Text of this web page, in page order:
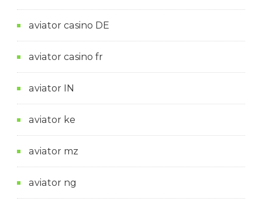
aviator casino DE
aviator casino fr
aviator IN
aviator ke
aviator mz
aviator ng